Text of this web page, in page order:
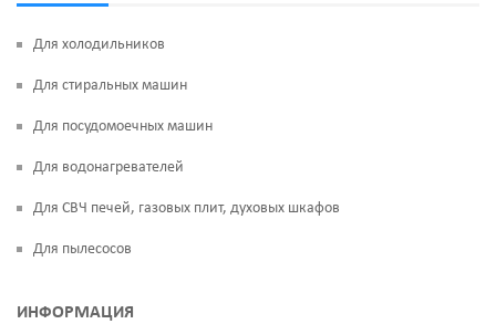
Для холодильников
Для стиральных машин
Для посудомоечных машин
Для водонагревателей
Для СВЧ печей, газовых плит, духовых шкафов
Для пылесосов
ИНФОРМАЦИЯ